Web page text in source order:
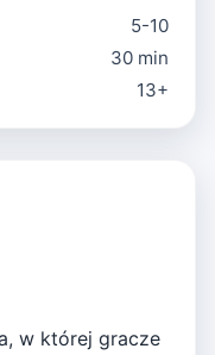
5-10
30 min
13+
w której gracze